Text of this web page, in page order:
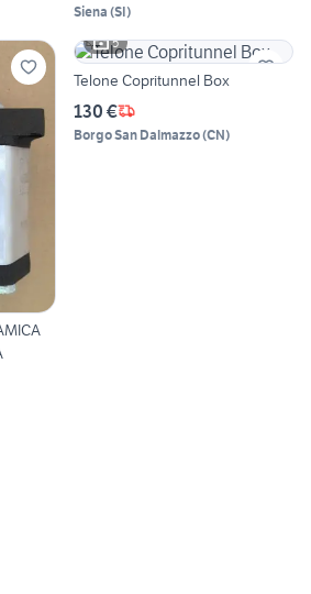
Siena (SI)
5
Telone Copritunnel Box
130 €
Borgo San Dalmazzo(CN)